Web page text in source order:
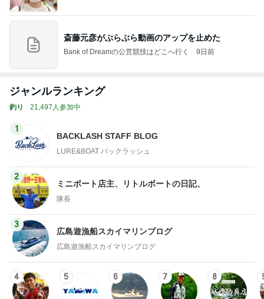
斎藤元彦がぶらぶら動画のアップを止めた
Bank of Dreamの公営競技はどこへ行く 9日前
ジャンルランキング
釣り 21,497人参加中
1
BACKLASH STAFF BLOG
LURE&BOAT バックラッシュ
2
ミニボート店主、リトルボートの日記、
隊長
3
広島遊漁船スカイマリンブログ
広島遊漁船スカイマリンブログ
4 5 6 7 8